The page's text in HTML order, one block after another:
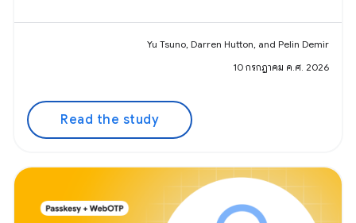
Yu Tsuno, Darren Hutton, and Pelin Demir
10 กรกฎาคม ค.ศ. 2026
Read the study